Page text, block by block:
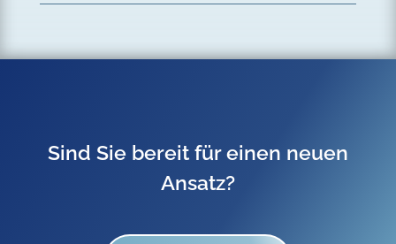
Sind Sie bereit für einen neuen
Ansatz?